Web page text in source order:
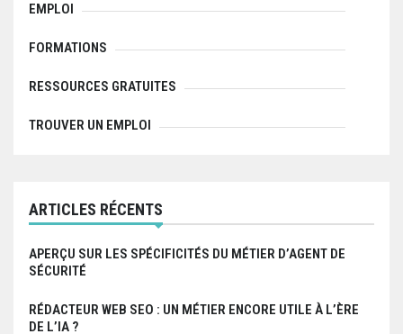
n
d
e
l
r
t
i
c
EMPLOI
FORMATIONS
RESSOURCES GRATUITES
TROUVER UN EMPLOI
ARTICLES RÉCENTS
APERÇU SUR LES SPÉCIFICITÉS DU MÉTIER D’AGENT DE
SÉCURITÉ
RÉDACTEUR WEB SEO : UN MÉTIER ENCORE UTILE À L’ÈRE
DE L’IA ?